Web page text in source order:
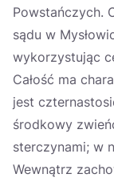
Powstańczych.
sądu w
wykorzystując
Całość ma
jest
środkowy
sterczynami; w
Wewnątrz